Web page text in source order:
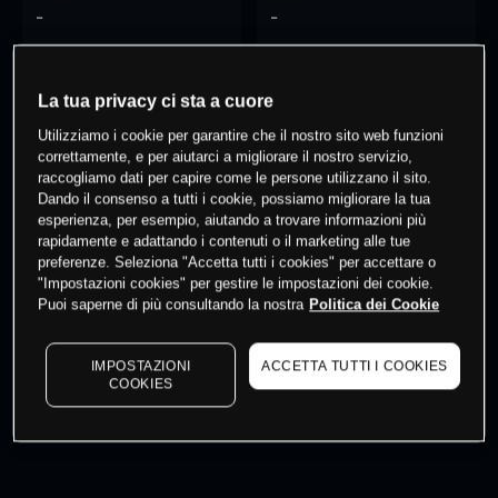
- -
0 % dei clienti hanno posizioni
questo prodotto
Fai trading
I prezzi sono solo indicativi. Accediper vedere gli ultimi
dati di mercato
to see latest market data
La tua privacy ci sta a cuore
Utilizziamo i cookie per garantire che il nostro sito web funzioni
correttamente, e per aiutarci a migliorare il nostro servizio,
raccogliamo dati per capire come le persone utilizzano il sito.
Dando il consenso a tutti i cookie, possiamo migliorare la tua
esperienza, per esempio, aiutando a trovare informazioni più
rapidamente e adattando i contenuti o il marketing alle tue
preferenze. Seleziona "Accetta tutti i cookies" per accettare o
"Impostazioni cookies" per gestire le impostazioni dei cookie.
Puoi saperne di più consultando la nostra Politica dei Cookie
IMPOSTAZIONI
COOKIES
ACCETTA TUTTI I COOKIES